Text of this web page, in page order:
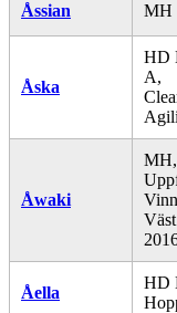
Åssian MH
Åska
HD
A,
Åwaki
Åella
HD